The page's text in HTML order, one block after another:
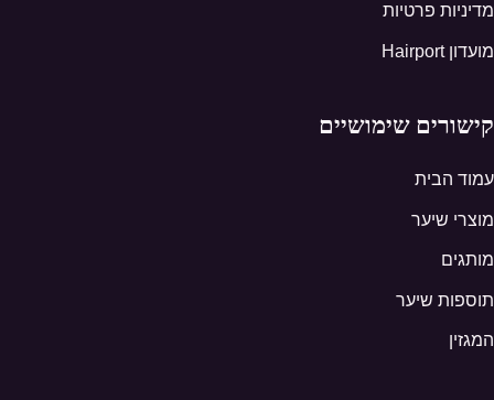
מדיניות פרטיות
מועדון Hairport
קישורים שימושיים
עמוד הבית
מוצרי שיער
מותגים
תוספות שיער
המגזין